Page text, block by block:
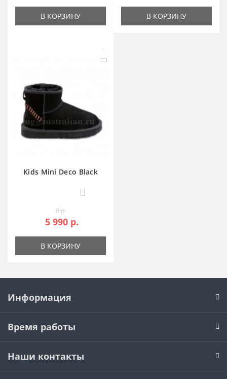
В КОРЗИНУ В КОРЗИНУ
Kids Mini Deco Black
0
0 р.
5 990 р.
В КОРЗИНУ
Информация
Время работы
Наши контакты